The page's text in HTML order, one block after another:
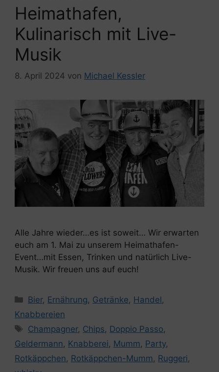
Heimathafen,
Kulinarisch mit Live-
Musik
8. April 2024 von Michael Kessler
Alle Jahre wieder…es ist soweit… Wir erwarten
euch am 1. Mai zu unserem Heimathafen-
Event…mit Essen, Trinken und natürlich Live-
Musik. Wir freuen uns auf euch!
Kategorien
Bier, Ernährung, Getränke, Handel,
Knabbereien
Schlagwörter
Champagner, Chips, Doppio Passo,
Geldermann, Knabberei, Mumm, Party,
Rotkäppchen, Rotkäppchen-Mumm, Ruggeri,